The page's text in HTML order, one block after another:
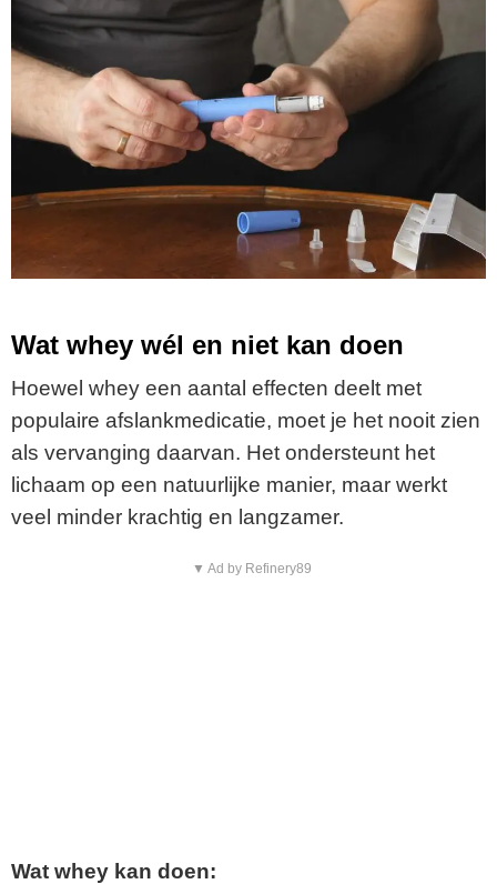
Wat whey wél en niet kan doen
Hoewel whey een aantal effecten deelt met
populaire afslankmedicatie, moet je het nooit zien
als vervanging daarvan. Het ondersteunt het
lichaam op een natuurlijke manier, maar werkt
veel minder krachtig en langzamer.
▼ Ad by Refinery89
Wat whey kan doen: